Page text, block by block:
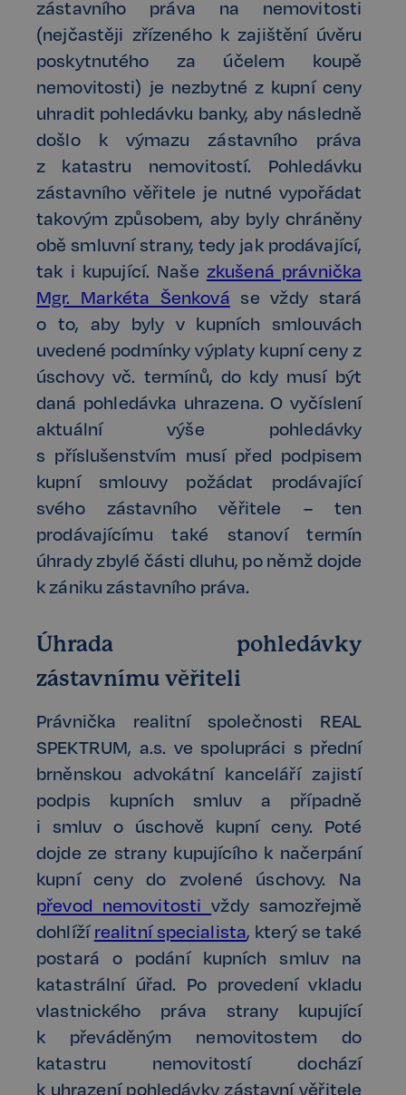
zástavního práva na nemovitosti
(nejčastěji zřízeného k zajištění úvěru
poskytnutého za účelem koupě
nemovitosti) je nezbytné z kupní ceny
uhradit pohledávku banky, aby následně
došlo k výmazu zástavního práva
z katastru nemovitostí. Pohledávku
zástavního věřitele je nutné vypořádat
takovým způsobem, aby byly chráněny
obě smluvní strany, tedy jak prodávající,
tak i kupující. Naše zkušená právnička
Mgr. Markéta Šenková se vždy stará
o to, aby byly v kupních smlouvách
uvedené podmínky výplaty kupní ceny z
úschovy vč. termínů, do kdy musí být
daná pohledávka uhrazena. O vyčíslení
aktuální výše pohledávky
s příslušenstvím musí před podpisem
kupní smlouvy požádat prodávající
svého zástavního věřitele – ten
prodávajícímu také stanoví termín
úhrady zbylé části dluhu, po němž dojde
k zániku zástavního práva.
Úhrada pohledávky
zástavnímu věřiteli
Právnička realitní společnosti REAL
SPEKTRUM, a.s. ve spolupráci s přední
brněnskou advokátní kanceláří zajistí
podpis kupních smluv a případně
i smluv o úschově kupní ceny. Poté
dojde ze strany kupujícího k načerpání
kupní ceny do zvolené úschovy. Na
převod nemovitostivždy samozřejmě
dohlíží realitní specialista, který se také
postará o podání kupních smluv na
katastrální úřad. Po provedení vkladu
vlastnického práva strany kupující
k převáděným nemovitostem do
katastru nemovitostí dochází
k uhrazení pohledávky zástavní věřitele